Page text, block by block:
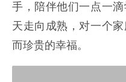
手，陪伴他们一点一
天走向成熟，对一个
而珍贵的幸福。